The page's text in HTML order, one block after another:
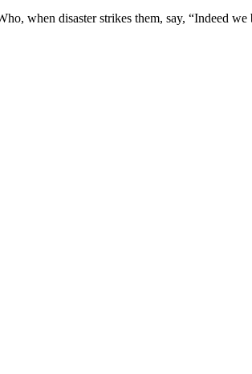
when disaster strikes them, say, “Indeed